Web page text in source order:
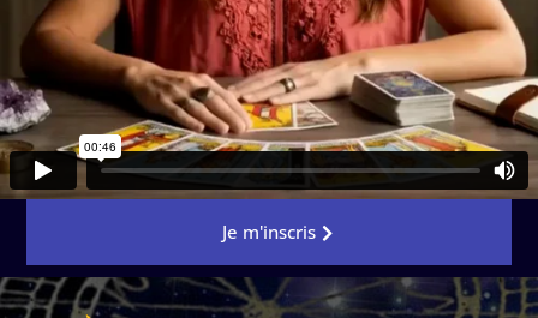
Je m'inscris